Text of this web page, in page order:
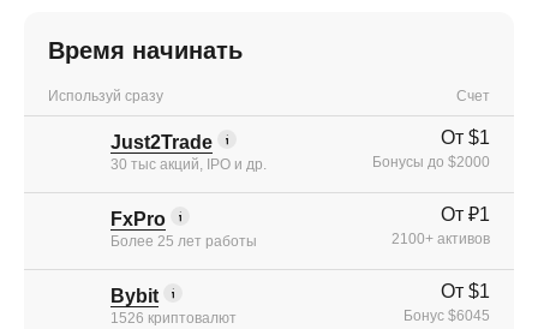
Время начинать
Используй сразу Счет
Just2Trade
30 тыс акций, IPO и др.
От $1
Бонусы до $2000
FxPro
Более 25 лет работы
От ₽1
2100+ активов
Bybit
1526 криптовалют
От $1
Бонус $6045